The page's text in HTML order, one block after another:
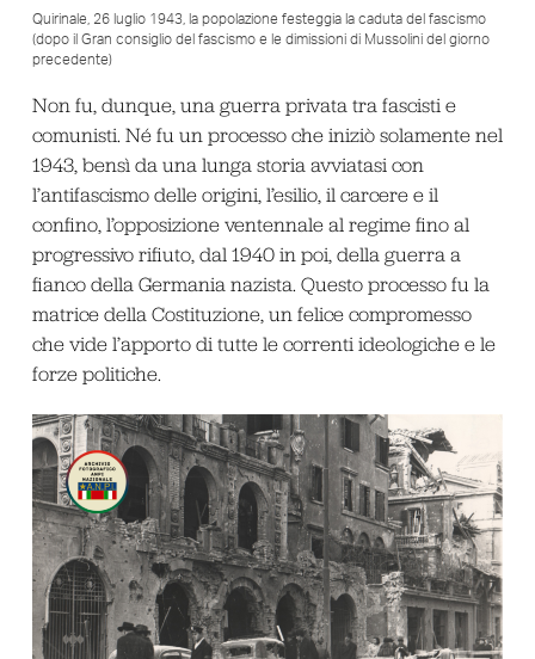
Quirinale, 26 luglio 1943, la popolazione festeggia la caduta del fascismo
(dopo il Gran consiglio del fascismo e le dimissioni di Mussolini del giorno
precedente)
Non fu, dunque, una guerra privata tra fascisti e
comunisti. Né fu un processo che iniziò solamente nel
1943, bensì da una lunga storia avviatasi con
l’antifascismo delle origini, l’esilio, il carcere e il
confino, l’opposizione ventennale al regime fino al
progressivo rifiuto, dal 1940 in poi, della guerra a
fianco della Germania nazista. Questo processo fu la
matrice della Costituzione, un felice compromesso
che vide l’apporto di tutte le correnti ideologiche e le
forze politiche.